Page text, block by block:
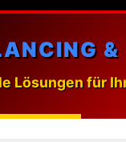
&
Lösungen für